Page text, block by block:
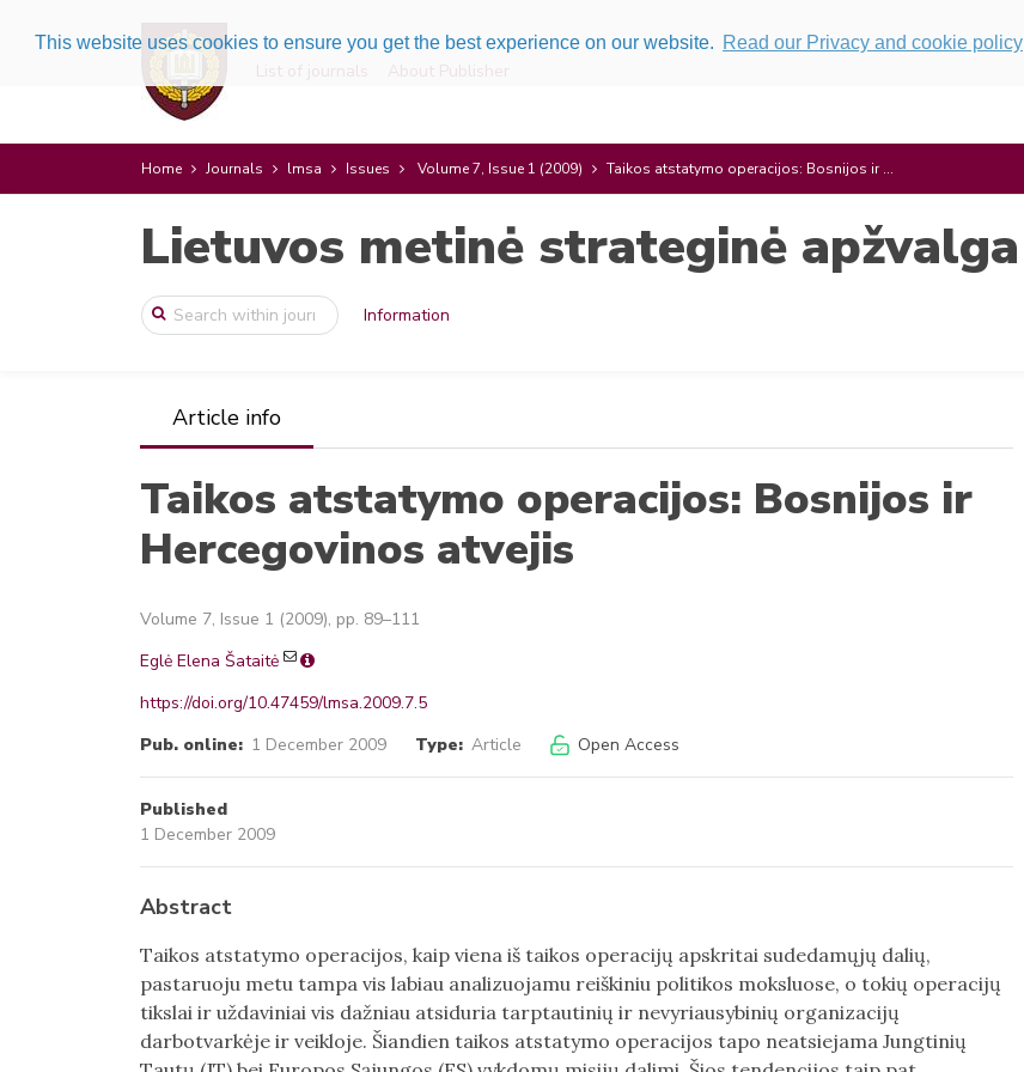
This website uses cookies to ensure you get the best experience on our website. Read our Privacy and cookie policy
List of journals About Publisher
Home Journals lmsa Issues Volume 7, Issue 1 (2009) Taikos atstatymo operacijos: Bosnijos ir ...
Lietuvos metinė strateginė apžvalga
Information
Article info
Taikos atstatymo operacijos: Bosnijos ir
Hercegovinos atvejis
Volume 7, Issue 1 (2009), pp. 89–111
Eglė Elena Šataitė
https://doi.org/10.47459/lmsa.2009.7.5
Pub. online: 1 December 2009 Type: Article Open Access
Published
1 December 2009
Abstract
Taikos atstatymo operacijos, kaip viena iš taikos operacijų apskritai sudedamųjų dalių,
pastaruoju metu tampa vis labiau analizuojamu reiškiniu politikos moksluose, o tokių operacijų
tikslai ir uždaviniai vis dažniau atsiduria tarptautinių ir nevyriausybinių organizacijų
darbotvarkėje ir veikloje. Šiandien taikos atstatymo operacijos tapo neatsiejama Jungtinių